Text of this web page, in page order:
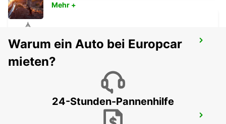
SCHWERIN
HAMBURG HAMMERBROOK
Mehr +
Warum ein Auto bei Europcar
mieten?
24-Stunden-Pannenhilfe